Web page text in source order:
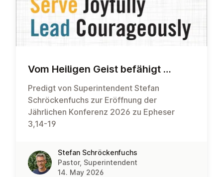
Vom Heiligen Geist befähigt …
Predigt von Superintendent Stefan
Schröckenfuchs zur Eröffnung der
Jährlichen Konferenz 2026 zu Epheser
3,14-19
Stefan Schröckenfuchs
Pastor, Superintendent
14. May 2026